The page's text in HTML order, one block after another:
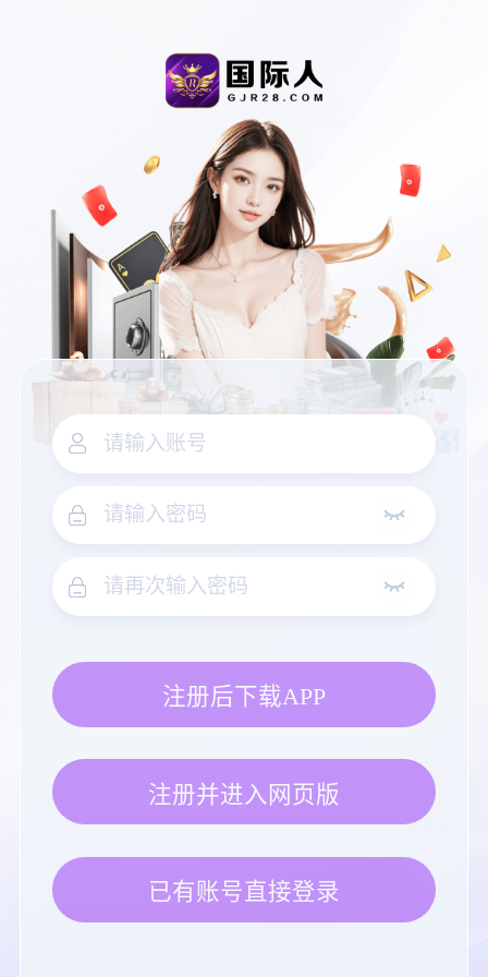
注册后下载APP
注册并进入网页版
已有账号直接登录